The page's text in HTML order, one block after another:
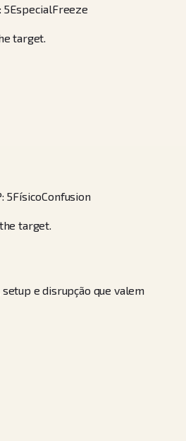
: 5EspecialFreeze
target.
: 5FísicoConfusion
target.
e disrupção que valem